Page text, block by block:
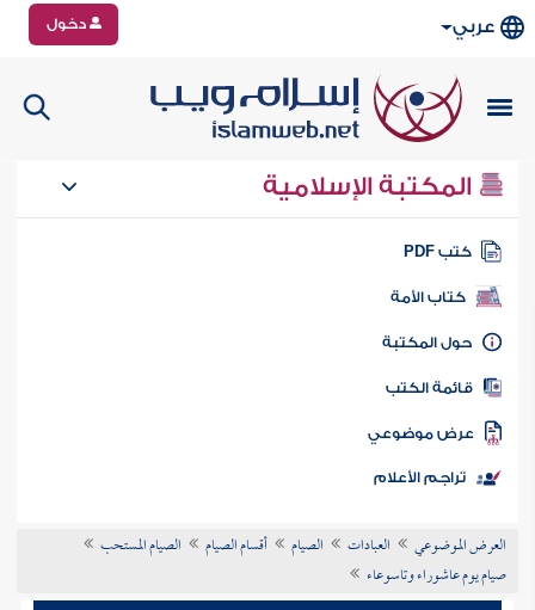
عربي دخول
المكتبة الإسلامية
كتب PDF
كتاب الأمة
المكتبة
الكتب
موضوعي
تراجم الأعلام
العرض الموضوعي العبادات الصيام أقسام الصيام
الصيام المستحب
صيام يوم عاشوراء وتاسوعاء